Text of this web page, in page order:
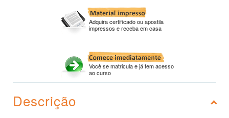
Adquira certificado ou apostila
impressos e receba em casa
Você se matricula e já tem acesso
ao curso
Descrição